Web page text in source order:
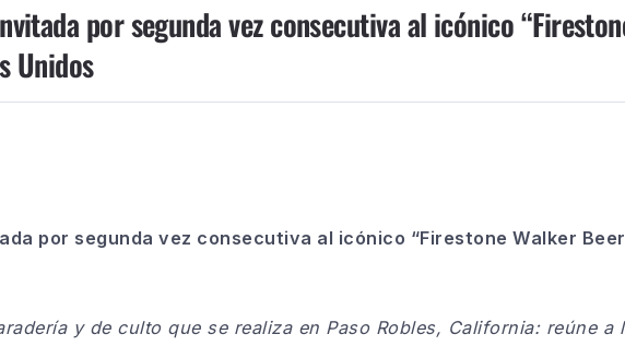
por segunda vez consecutiva al icónico
Unidos
por segunda vez consecutiva al icónico “Firestone Walker
y de culto que se realiza en Paso Robles, California: reúne a